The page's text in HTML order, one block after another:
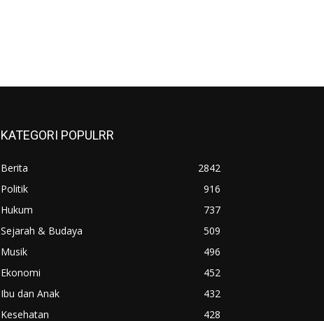
KATEGORI POPULRR
Berita
2842
Politik
916
Hukum
737
Sejarah & Budaya
509
Musik
496
Ekonomi
452
Ibu dan Anak
432
Kesehatan
428